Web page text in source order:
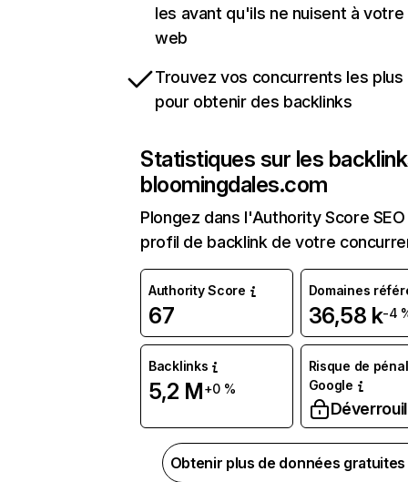
les avant qu'ils ne nuisent à
web
Trouvez vos concurrents les
pour obtenir des backlinks
Statistiques sur les
bloomingdales.com
Plongez dans l'Authority Score
profil de backlink de votre
Authority Score
67
Domaines
36,58 k-4
Backlinks
5,2 M+0 %
Risque de
Google
Obtenir plus de données